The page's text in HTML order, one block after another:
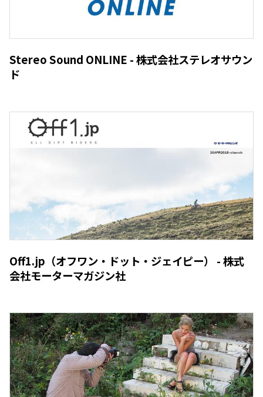
Stereo Sound ONLINE - 株式会社ステレオサウン
ド
Off1.jp（オフワン・ドット・ジェイピー） - 株式
会社モーターマガジン社